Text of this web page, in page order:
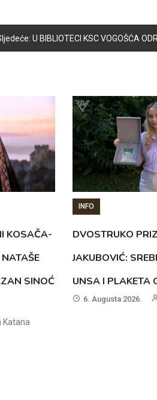
U BIBLIOTECI KSC VOGOŠĆA ODRŽANA ZABAVNO
KOSAČA-
SINOĆ
Katana
INFO
DVOSTRUKO
JAKUBOVIĆ:
UNSA I PLAKETA
6. Augusta 2026.